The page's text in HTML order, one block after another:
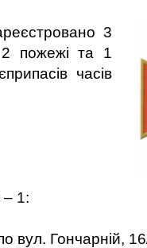
3
2 пожежі та 1
часів
– 1:
вул. Гончарній,